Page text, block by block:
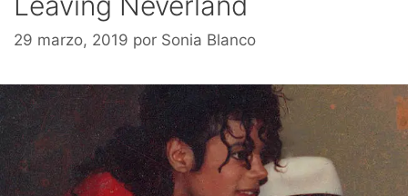
29 marzo, 2019 por Sonia Blanco